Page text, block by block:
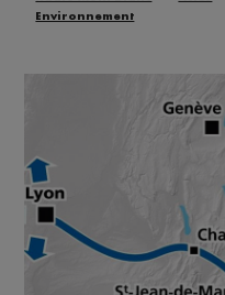
Environnement